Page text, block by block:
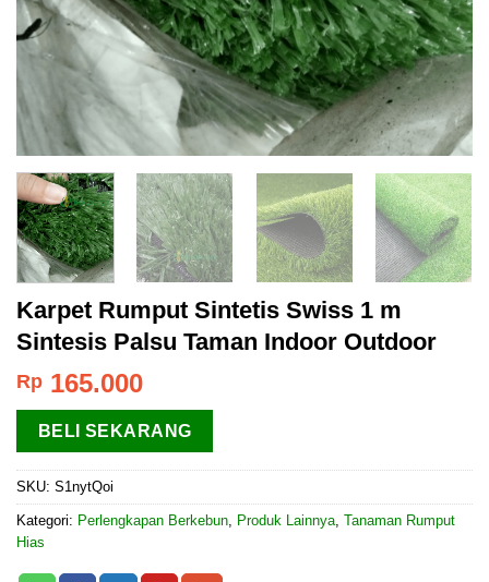
Karpet Rumput Sintetis Swiss 1 m
Sintesis Palsu Taman Indoor Outdoor
Rp 165.000
BELI SEKARANG
SKU: S1nytQoi
Kategori: Perlengkapan Berkebun Produk Lainnya Tanaman Rumput
Hias